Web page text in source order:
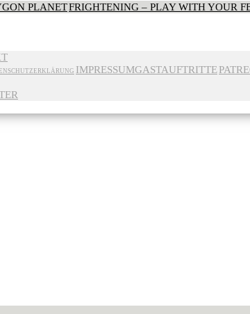
PLANETFRIGHTENING – PLAY WITH YOUR
IMPRESSUMGASTAUFTRITTE